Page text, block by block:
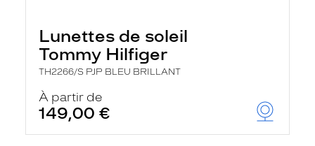
Lunettes de soleil
Tommy Hilfiger
TH2266/S PJP BLEU BRILLANT
À partir de
149,00 €